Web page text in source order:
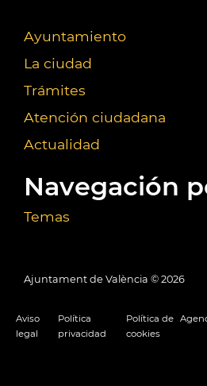
Ayuntamiento
La ciudad
Trámites
Atención ciudadana
Actualidad
Navegación
Temas
Ajuntament de València © 2026
Aviso
legal
Política
privacidad
Política de
cookies